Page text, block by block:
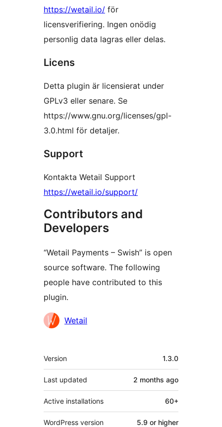
https://wetail.io/ för
licensverifiering. Ingen onödig
personlig data lagras eller delas.
Licens
Detta plugin är licensierat under
GPLv3 eller senare. Se
https://www.gnu.org/licenses/gpl-
3.0.html för detaljer.
Support
Kontakta Wetail Support
https://wetail.io/support/
Contributors and
Developers
“Wetail Payments – Swish” is open
source software. The following
people have contributed to this
plugin.
Contributors
Wetail
Meta
Version 1.3.0
Last updated 2 months ago
Active installations 60+
WordPress version 5.9 or higher